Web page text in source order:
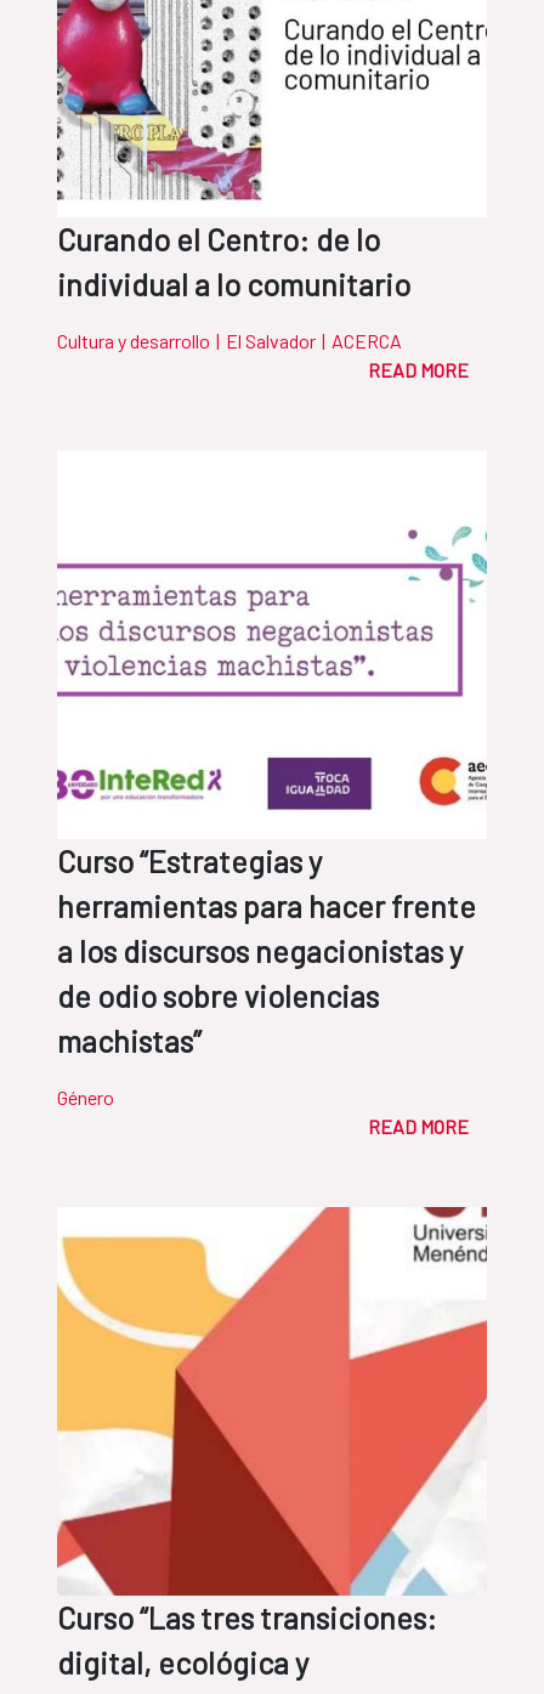
Curando el Centro: de lo
individual a lo comunitario
Cultura y desarrollo | El Salvador | ACERCA
READ MORE
Curso “Estrategias y
herramientas para hacer frente
a los discursos negacionistas y
de odio sobre violencias
machistas”
Género
READ MORE
Curso “Las tres transiciones:
digital, ecológica y